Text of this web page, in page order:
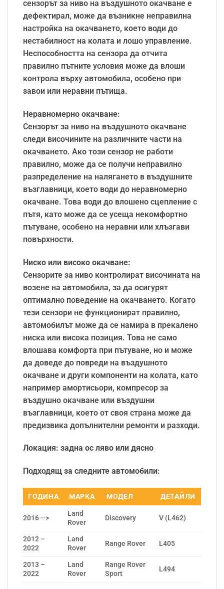
сензорът за ниво на въздушното окачване е
дефектирал, може да възникне неправилна
настройка на окачването, което води до
нестабилност на колата и лошо управление.
Неспособността на сензора да отчита
правилно пътните условия може да влоши
контрола върху автомобила, особено при
завои или неравни пътища.
Неравномерно окачване:
Сензорът за ниво на въздушното окачване
следи височините на различните части на
окачването. Ако този сензор не работи
правилно, може да се получи неправилно
разпределение на налягането в въздушните
възглавници, което води до неравномерно
окачване. Това води до влошено сцепление с
пътя, като може да се усеща некомфортно
пътуване, особено на неравни или хлъзгави
повърхности.
Ниско или високо окачване:
Сензорите за ниво контролират височината на
возене на автомобила, за да осигурят
оптимално поведение на окачването. Когато
тези сензори не функционират правилно,
автомобилът може да се намира в прекалено
ниска или висока позиция. Това не само
влошава комфорта при пътуване, но и може
да доведе до повреди на въздушното
окачване и други компоненти на колата, като
например амортисьори, компресор за
въздушно окачване или въздушни
възглавници, което от своя страна може да
предизвика допълнителни ремонти и разходи.
Локация: задна ос ляво или дясно
Подходящ за следните автомобили:
ГОДИНА МАРКА МОДЕЛ ДЕТАЙЛИ
2016 -->
Land
Rover
Discovery V (L462)
2012 –
2022
Land
Rover
Range Rover L405
2013 –
2022
Land
Rover
Range Rover
Sport
L494